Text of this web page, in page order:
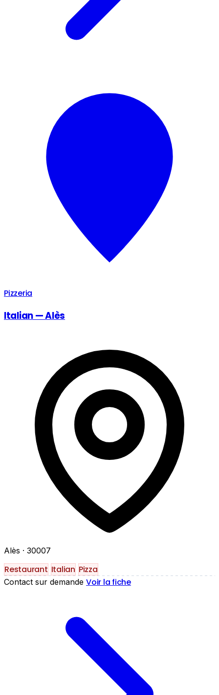
Pizzeria
Italian — Alès
Alès · 30007
Restaurant Italian Pizza
Contact sur demande Voir la fiche